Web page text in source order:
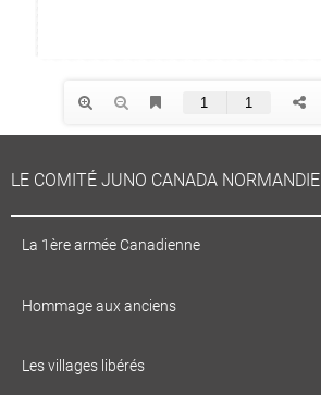
LE COMITÉ JUNO CANADA NORMANDIE
La 1ère armée Canadienne
Hommage aux anciens
Les villages libérés